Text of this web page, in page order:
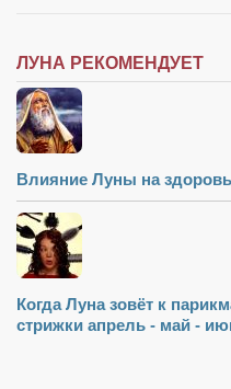
ЛУНА РЕКОМЕНДУЕТ
Влияние Луны на
Когда Луна зовёт к
стрижки апрель - май -